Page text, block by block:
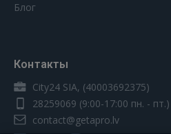
Блог
Контакты
City24 SIA, (40003692375)
28259069 (9:00-17:00 пн. - пт.)
contact@getapro.lv